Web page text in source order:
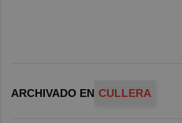
ARCHIVADO EN CULLERA